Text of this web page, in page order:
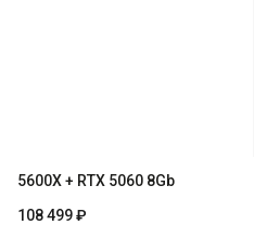
5600X + RTX 5060 8Gb
108 499 ₽